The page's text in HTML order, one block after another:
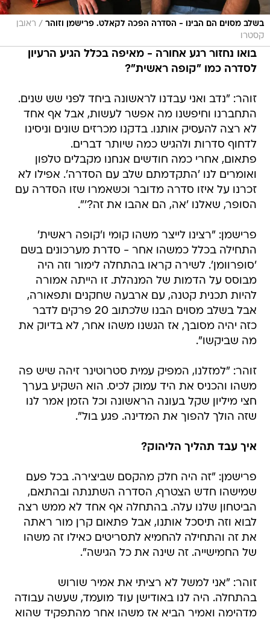
בשלב מסוים הם הבינו - הסדרה הפכה לקאלט. פרישמן וזוהר / ראובן
קסטרו
בואו נחזור רגע אחורה - מאיפה בכלל הגיע הרעיון
לסדרה כמו "קופה ראשית"?
זוהר: "נדב ואני עבדנו לראשונה ביחד לפני שש שנים.
התחברנו וחיפשנו מה אפשר לעשות, אבל אף אחד
לא רצה להעסיק אותנו. בדקנו מכרזים שונים וניסינו
לדחוף סדרות ולהגיש כמה שיותר דברים.
פתאום, אחרי כמה חודשים אנחנו מקבלים טלפון
ואומרים לנו 'התקדמתם שלב עם הסדרה'. אפילו לא
זכרנו על איזו סדרה מדובר וכשאמרו שזו הסדרה עם
הסופר, שאלנו 'אה, הם אהבו את זה?'".
פרישמן: "רצינו לייצר משהו קומי ו'קופה ראשית'
התחילה בכלל כמשהו אחר - סדרת מערכונים בשם
'סופרוומן'. לשירה קראו בהתחלה לימור וזה היה
מבוסס על הדמות של המנהלת. זו הייתה אמורה
להיות תכנית קטנה, עם ארבעה שחקנים ותפאורה,
אבל בשלב מסוים הבנו שלכתוב 20 פרקים לדבר
כזה יהיה מסובך, אז הגשנו משהו אחר, לא בדיוק את
מה שביקשו".
זוהר: "למזלנו, המפיק עמית סטרוטינר זיהה שיש פה
משהו והכניס את היד עמוק לכיס. הוא השקיע בערך
חצי מיליון שקל בעונה הראשונה וכל הזמן אמר לנו
שזה הולך להפוך את המדינה. פגע בול".
איך עבד תהליך הליהוק?
פרישמן: "זה היה חלק מהקסם שביצירה. בכל פעם
שמישהו חדש הצטרף, הסדרה השתנתה ובהתאם,
הביטחון שלנו עלה. בהתחלה אף אחד לא ממש רצה
לבוא וזה תיסכל אותנו, אבל פתאום קרן מור ראתה
את זה והתחילה להחמיא לתסריטים כאילו זה משהו
של החמישייה. זה שינה את כל הגישה".
זוהר: "אני למשל לא רציתי את אמיר שורוש
בהתחלה. היה לנו באודישן עוד מועמד, שעשה עבודה
מדהימה ואמיר הביא אז משהו אחר מהתפקיד שהוא